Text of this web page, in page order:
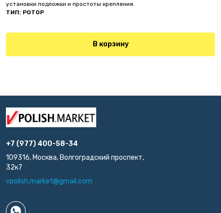
установки подложки и простоты крепления.
ТИП: РОТОР
В корзину
+7 (977) 400-58-34
109316, Москва, Волгоградский проспект,
32к7
vpolish.market@gmail.com